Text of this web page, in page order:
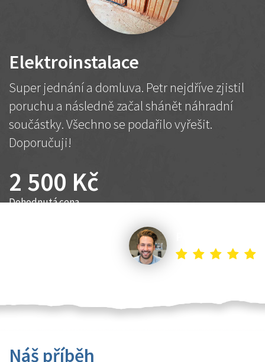
Elektroinstalace
Super jednání a domluva. Petr nejdříve zjistil
poruchu a následně začal shánět náhradní
součástky. Všechno se podařilo vyřešit.
Doporučuji!
2 500 Kč
Dohodnutá cena
Náš příběh